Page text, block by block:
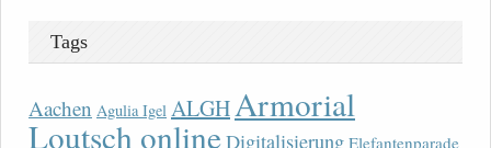
Tags
Aachen Agulia Igel ALGHArmorial
Loutsch onlineDigitalisierung Elefantenparade